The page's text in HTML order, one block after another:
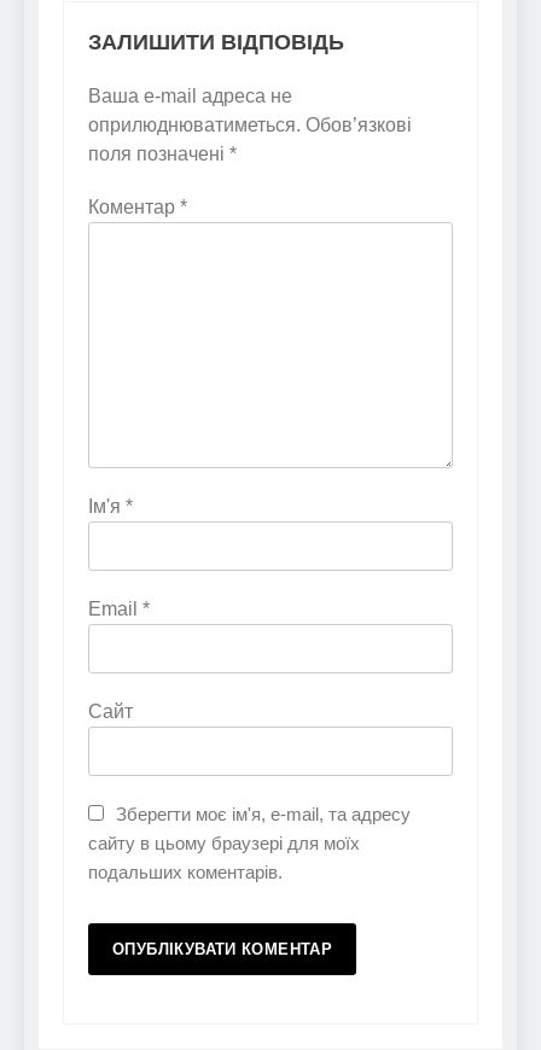
ЗАЛИШИТИ ВІДПОВІДЬ
Ваша e-mail адреса не
оприлюднюватиметься. Обов’язкові
поля позначені *
Коментар *
Ім'я *
Email *
Сайт
Зберегти моє ім'я, e-mail, та адресу
сайту в цьому браузері для моїх
подальших коментарів.